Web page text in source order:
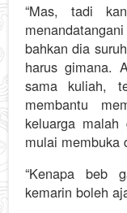
“Mas, tadi
bahkan dia
harus gimana.
sama kuliah,
membantu
keluarga malah
mulai membuka
“Kenapa beb
kemarin boleh